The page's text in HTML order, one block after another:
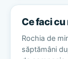
Ce faci
Rochia de
săptămâni